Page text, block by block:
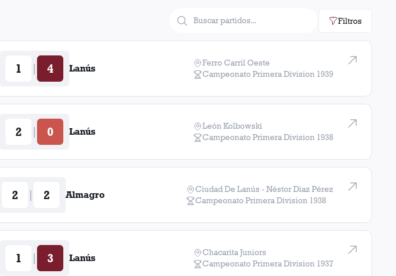
Filtros
1 4 Lanús
Ferro Carril Oeste
Campeonato Primera Division 1939
2 0 Lanús
León Kolbowski
Campeonato Primera Division 1938
2 2 Almagro
Ciudad De Lanús - Néstor Diaz Pérez
Campeonato Primera Division 1938
1 3 Lanús
Chacarita Juniors
Campeonato Primera Division 1937